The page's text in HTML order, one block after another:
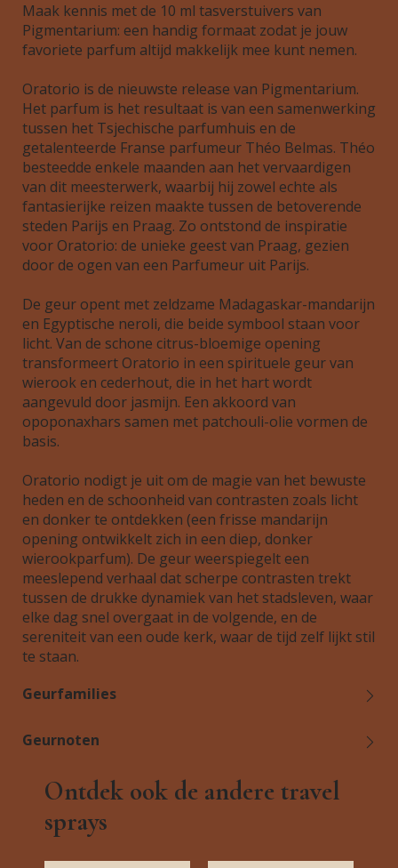
Maak kennis met de 10 ml tasverstuivers van
Pigmentarium: een handig formaat zodat je jouw
favoriete parfum altijd makkelijk mee kunt nemen.
Oratorio is de nieuwste release van Pigmentarium.
Het parfum is het resultaat is van een samenwerking
tussen het Tsjechische parfumhuis en de
getalenteerde Franse parfumeur Théo Belmas. Théo
besteedde enkele maanden aan het vervaardigen
van dit meesterwerk, waarbij hij zowel echte als
fantasierijke reizen maakte tussen de betoverende
steden Parijs en Praag. Zo ontstond de inspiratie
voor Oratorio: de unieke geest van Praag, gezien
door de ogen van een Parfumeur uit Parijs.
De geur opent met zeldzame Madagaskar-mandarijn
en Egyptische neroli, die beide symbool staan voor
licht. Van de schone citrus-bloemige opening
transformeert Oratorio in een spirituele geur van
wierook en cederhout, die in het hart wordt
aangevuld door jasmijn. Een akkoord van
opoponaxhars samen met patchouli-olie vormen de
basis.
Oratorio nodigt je uit om de magie van het bewuste
heden en de schoonheid van contrasten zoals licht
en donker te ontdekken (een frisse mandarijn
opening ontwikkelt zich in een diep, donker
wierookparfum). De geur weerspiegelt een
meeslepend verhaal dat scherpe contrasten trekt
tussen de drukke dynamiek van het stadsleven, waar
elke dag snel overgaat in de volgende, en de
sereniteit van een oude kerk, waar de tijd zelf lijkt stil
te staan.
Geurfamilies
Geurnoten
Ontdek ook de andere travel
sprays